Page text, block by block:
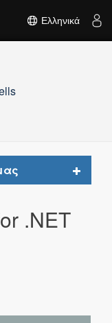
Ελληνικά
Toggle
.NET